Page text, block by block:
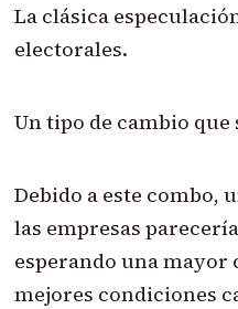
La clásica
electorales.
Un tipo de cambio
Debido a este combo,
las empresas
esperando una
mejores condiciones